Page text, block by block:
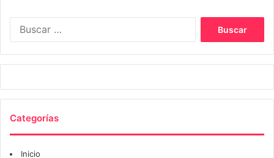
Categorías
Inicio